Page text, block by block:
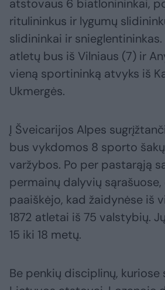
atstovaus 6 biatlonininkai,
ritulininkus ir lygumų
slidininkai ir
atletų bus iš Vilniaus (7) ir
vieną sportininką atvyks iš
Ukmergės.
Į Šveicarijos Alpes
bus vykdomos 8 sporto
varžybos. Po per pastarąją
permainų dalyvių
paaiškėjo, kad žaidynėse iš
1872 atletai iš 75 valstybių.
15 iki 18 metų.
Be penkių disciplinų, kuriose